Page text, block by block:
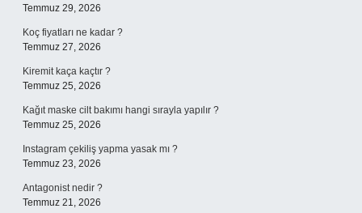
Temmuz 29, 2026
Koç fiyatları ne kadar ?
Temmuz 27, 2026
Kiremit kaça kaçtır ?
Temmuz 25, 2026
Kağıt maske cilt bakımı hangi sırayla yapılır ?
Temmuz 25, 2026
Instagram çekiliş yapma yasak mı ?
Temmuz 23, 2026
Antagonist nedir ?
Temmuz 21, 2026